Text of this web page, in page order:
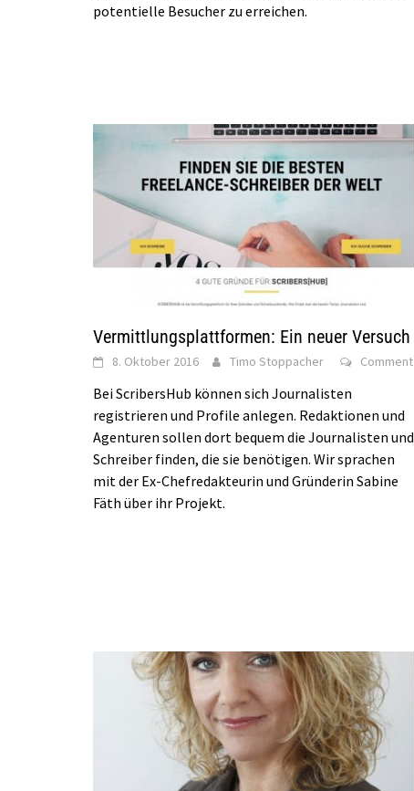
potentielle Besucher zu erreichen.
Vermittlungsplattformen: Ein neuer Versuch
8. Oktober 2016 Timo Stoppacher Comment
Bei ScribersHub können sich Journalisten
registrieren und Profile anlegen. Redaktionen und
Agenturen sollen dort bequem die Journalisten und
Schreiber finden, die sie benötigen. Wir sprachen
mit der Ex-Chefredakteurin und Gründerin Sabine
Fäth über ihr Projekt.